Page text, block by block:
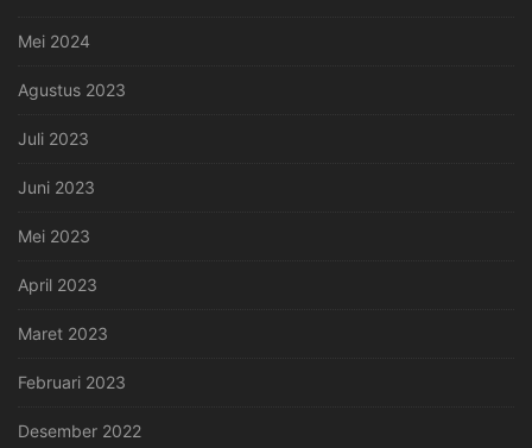
Mei 2024
Agustus 2023
Juli 2023
Juni 2023
Mei 2023
April 2023
Maret 2023
Februari 2023
Desember 2022